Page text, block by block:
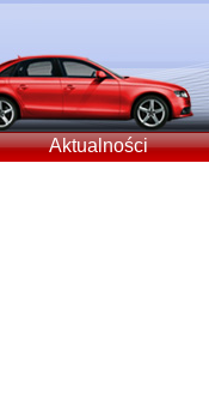
Aktualności